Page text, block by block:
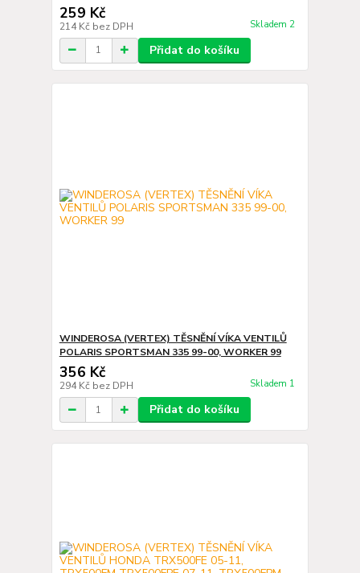
259 Kč
214 Kč bez DPH Skladem 2
Přidat do košíku
WINDEROSA (VERTEX) TĚSNĚNÍ VÍKA VENTILŮ
POLARIS SPORTSMAN 335 99-00, WORKER 99
356 Kč
294 Kč bez DPH Skladem 1
Přidat do košíku